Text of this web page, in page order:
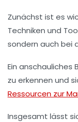
Zunächst ist es
Techniken und
sondern auch bei
Ein anschauliches
zu erkennen und
Ressourcen zur
Insgesamt lässt